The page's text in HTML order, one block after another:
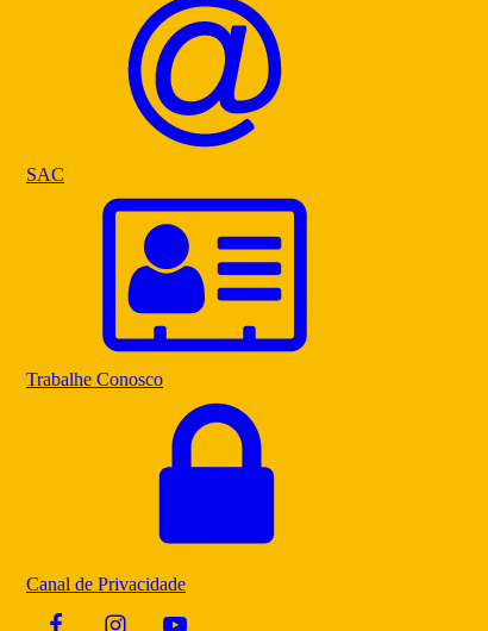
SAC
Trabalhe Conosco
Canal de Privacidade